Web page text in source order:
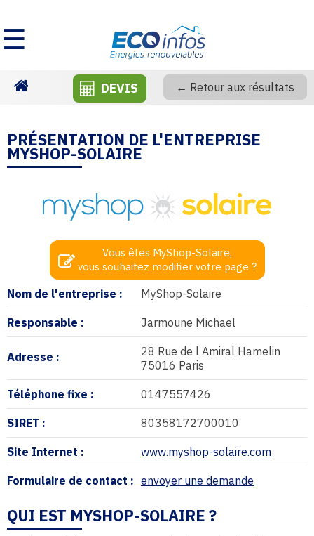
☰
DEVIS ← Retour aux résultats
PRÉSENTATION DE L'ENTREPRISE
MYSHOP-SOLAIRE
Nom de l'entreprise : MyShop-Solaire
Responsable : Jarmoune Michael
Adresse :
28 Rue de l Amiral Hamelin
75016 Paris
Téléphone fixe : 0147557426
SIRET : 80358172700010
Site Internet : www.myshop-solaire.com
Formulaire de contact : envoyer une demande
Vous êtes MyShop-Solaire,
vous souhaitez modifier votre page ?
QUI EST MYSHOP-SOLAIRE ?